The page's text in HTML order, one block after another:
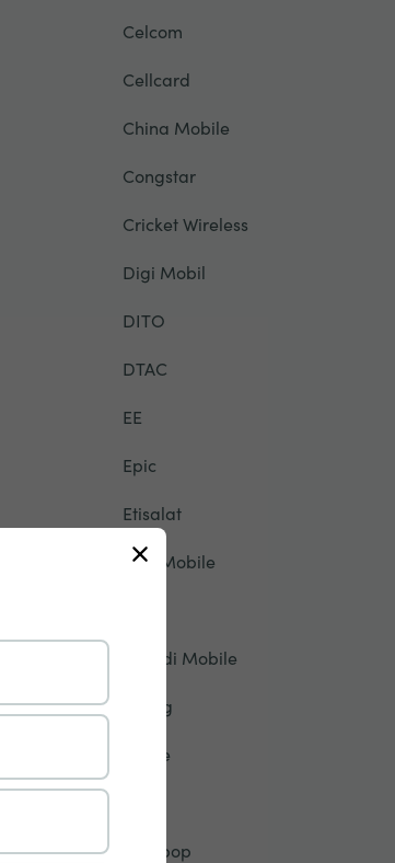
Celcom
Cellcard
China Mobile
Congstar
Cricket Wireless
Digi Mobil
DITO
DTAC
EE
Epic
Etisalat
Five Mobile
Friendi Mobile
Georg
Globe
Halebop